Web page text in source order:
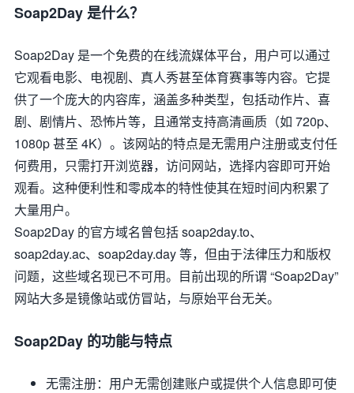
Soap2Day 是什么？
Soap2Day 是一个免费的在线流媒体平台，用户可以通过
它观看电影、电视剧、真人秀甚至体育赛事等内容。它提
供了一个庞大的内容库，涵盖多种类型，包括动作片、喜
剧、剧情片、恐怖片等，且通常支持高清画质（如 720p、
1080p 甚至 4K）。该网站的特点是无需用户注册或支付任
何费用，只需打开浏览器，访问网站，选择内容即可开始
观看。这种便利性和零成本的特性使其在短时间内积累了
大量用户。
Soap2Day 的官方域名曾包括 soap2day.to、
soap2day.ac、soap2day.day 等，但由于法律压力和版权
问题，这些域名现已不可用。目前出现的所谓 “Soap2Day”
网站大多是镜像站或仿冒站，与原始平台无关。
Soap2Day 的功能与特点
无需注册：用户无需创建账户或提供个人信息即可使